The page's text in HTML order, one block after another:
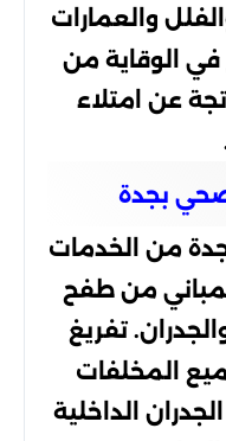
والعمارات
الوقاية من
عن امتلاء
صحي بجدة
من الخدمات
من طفح
تفريغ
المخلفات
الداخلية